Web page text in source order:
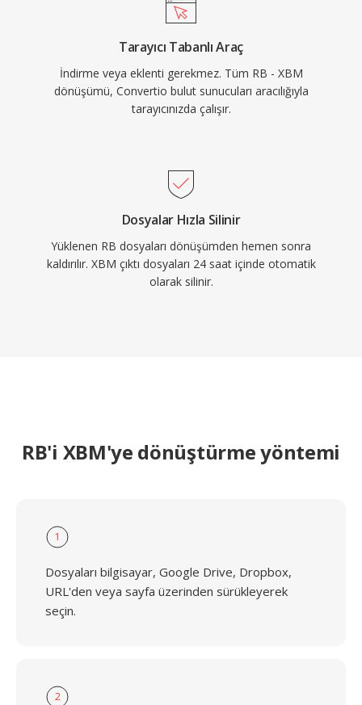
Tarayıcı Tabanlı Araç
İndirme veya eklenti gerekmez. Tüm RB - XBM
dönüşümü, Convertio bulut sunucuları aracılığıyla
tarayıcınızda çalışır.
Dosyalar Hızla Silinir
Yüklenen RB dosyaları dönüşümden hemen sonra
kaldırılır. XBM çıktı dosyaları 24 saat içinde otomatik
olarak silinir.
RB'i XBM'ye dönüştürme yöntemi
1
Dosyaları bilgisayar, Google Drive, Dropbox,
URL'den veya sayfa üzerinden sürükleyerek
seçin.
2